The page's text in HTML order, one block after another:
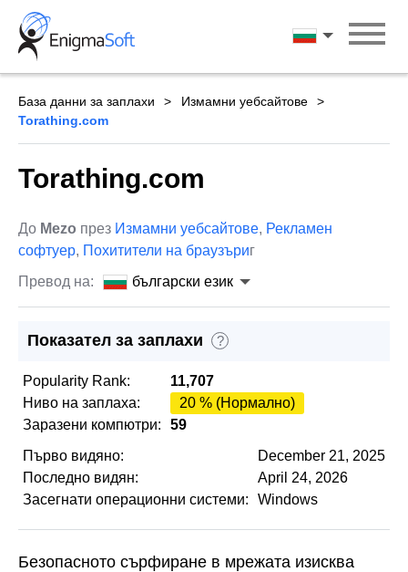
Skip
content
български
База данни за заплахи
Измамни уебсайтове
Torathing.com
Torathing.com
До Mezo през Измамни уебсайтове, Рекламен
софтуер, Похитители на браузъриг
Превод на:
български език
Показател за заплахи ?
Popularity Rank:
11,707
Ниво на заплаха:
20 % (Нормално)
Заразени компютри:
59
Първо видяно:
December 21, 2025
Последно видян:
April 24, 2026
Засегнати операционни системи:
Windows
Безопасното сърфиране в мрежата изисква